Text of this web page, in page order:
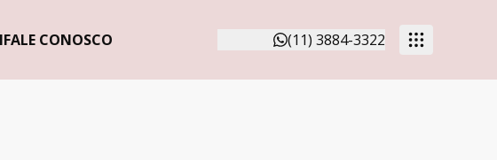
FALE CONOSCO (11) 3884-3322